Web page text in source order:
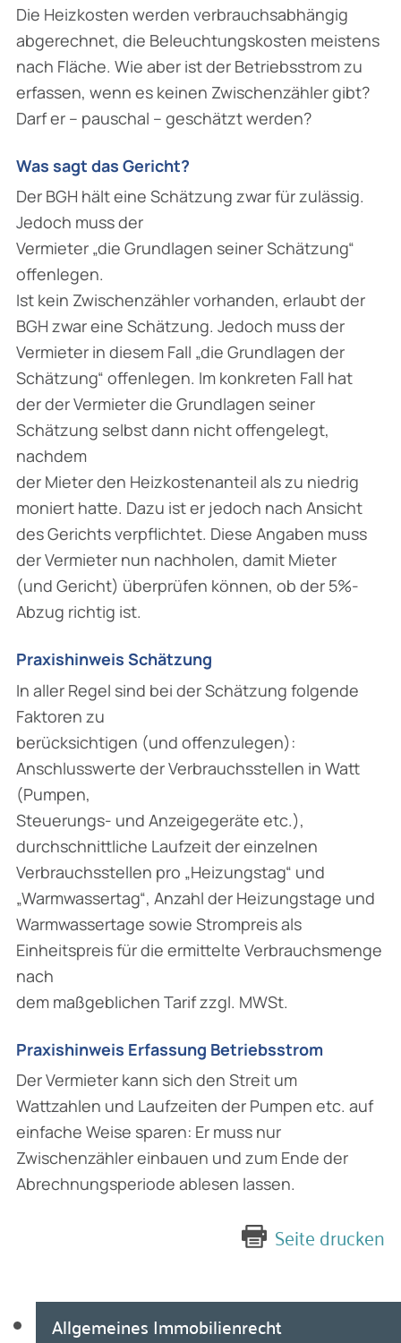
Allgemeines Immobilienrecht
Die Heizkosten werden verbrauchsabhängig
abgerechnet, die Beleuchtungskosten meistens
nach Fläche. Wie aber ist der Betriebsstrom zu
erfassen, wenn es keinen Zwischenzähler gibt?
Darf er – pauschal – geschätzt werden?
Was sagt das Gericht?
Der BGH hält eine Schätzung zwar für zulässig.
Jedoch muss der
Vermieter „die Grundlagen seiner Schätzung“
offenlegen.
Ist kein Zwischenzähler vorhanden, erlaubt der
BGH zwar eine Schätzung. Jedoch muss der
Vermieter in diesem Fall „die Grundlagen der
Schätzung“ offenlegen. Im konkreten Fall hat
der der Vermieter die Grundlagen seiner
Schätzung selbst dann nicht offengelegt,
nachdem
der Mieter den Heizkostenanteil als zu niedrig
moniert hatte. Dazu ist er jedoch nach Ansicht
des Gerichts verpflichtet. Diese Angaben muss
der Vermieter nun nachholen, damit Mieter
(und Gericht) überprüfen können, ob der 5%-
Abzug richtig ist.
Praxishinweis Schätzung
In aller Regel sind bei der Schätzung folgende
Faktoren zu
berücksichtigen (und offenzulegen):
Anschlusswerte der Verbrauchsstellen in Watt
(Pumpen,
Steuerungs- und Anzeigegeräte etc.),
durchschnittliche Laufzeit der einzelnen
Verbrauchsstellen pro „Heizungstag“ und
„Warmwassertag“, Anzahl der Heizungstage und
Warmwassertage sowie Strompreis als
Einheitspreis für die ermittelte Verbrauchsmenge
nach
dem maßgeblichen Tarif zzgl. MWSt.
Praxishinweis Erfassung Betriebsstrom
Der Vermieter kann sich den Streit um
Wattzahlen und Laufzeiten der Pumpen etc. auf
einfache Weise sparen: Er muss nur
Zwischenzähler einbauen und zum Ende der
Abrechnungsperiode ablesen lassen.
Seite drucken